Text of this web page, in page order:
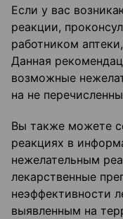
Если у вас
реакции,
работником
Данная
возможные
на не
Вы также можете
реакциях в
нежелательным
лекарственные
неэффективности
выявленным на